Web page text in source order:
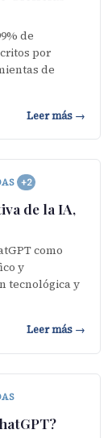
de
por
de
Leer más →
+2
de la IA,
como
y
tecnológica y
Leer más →